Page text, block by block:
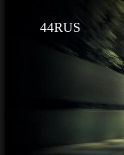
44RUS